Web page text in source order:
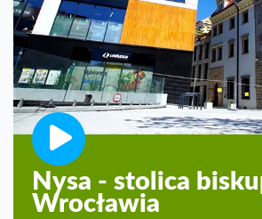
Nysa - stolica
Wrocławia